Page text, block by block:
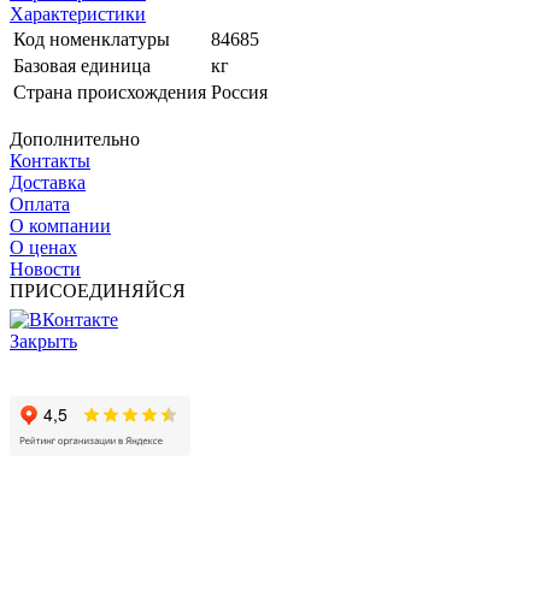
Характеристики
Код номенклатуры
84685
Базовая единица
кг
Страна происхождения Россия
Дополнительно
Контакты
Доставка
Оплата
О компании
О ценах
Новости
ПРИСОЕДИНЯЙСЯ
Закрыть